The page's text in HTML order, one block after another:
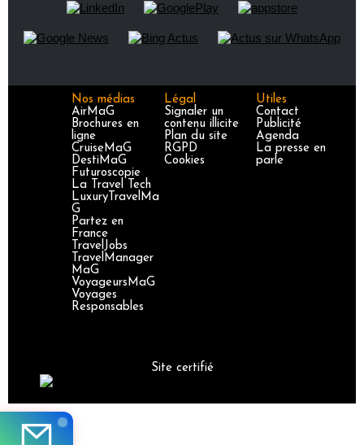
Nos médias
AirMaG
Brochures en
ligne
CruiseMaG
DestiMaG
Futuroscopie
La Travel Tech
LuxuryTravelMa
G
Partez en
France
TravelJobs
TravelManager
MaG
VoyageursMaG
Voyages
Responsables
Légal
Signaler un
contenu illicite
Plan du site
RGPD
Cookies
Utiles
Contact
Publicité
Agenda
La presse en
parle
Site certifié